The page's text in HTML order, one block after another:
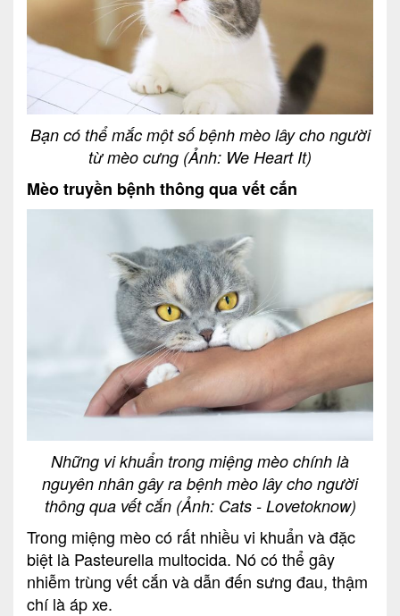
Bạn có thể mắc một số bệnh mèo lây cho người
từ mèo cưng (Ảnh: We Heart It)
Mèo truyền bệnh thông qua vết cắn
Những vi khuẩn trong miệng mèo chính là
nguyên nhân gây ra bệnh mèo lây cho người
thông qua vết cắn (Ảnh: Cats - Lovetoknow)
Trong miệng mèo có rất nhiều vi khuẩn và đặc
biệt là Pasteurella multocida. Nó có thể gây
nhiễm trùng vết cắn và dẫn đến sưng đau, thậm
chí là áp xe.